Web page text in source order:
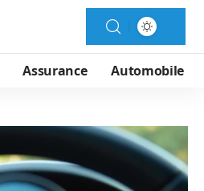
Assurance Automobile